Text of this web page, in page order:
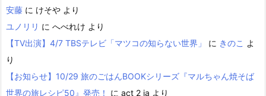
安藤 に けそや より
ユノリリ に へべれけ より
【TV出演】4/7 TBSテレビ「マツコの知らない世界」
に きのこ よ
り
【お知らせ】10/29 旅のごはんBOOKシリーズ『マルちゃん焼そば
世界の旅レシピ50』発売！
に act 2 ia より